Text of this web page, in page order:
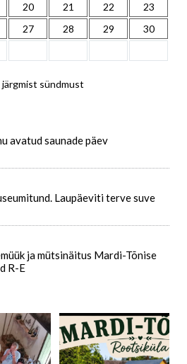
20 21 22
23
27 28 29
30
järgmist sündmust
avatud saunade päev
Laupäeviti terve suve
ja mütsinäitus Mardi-Tõnise
R-E